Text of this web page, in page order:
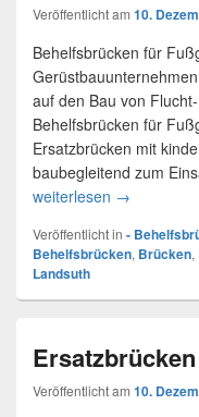
Veröffentlicht am 10.
Behelfsbrücken für
auf den Bau von
Behelfsbrücken für
Ersatzbrücken mit
baubegleitend zum
weiterlesen →
Veröffentlicht in -
Behelfsbrücken, Brücken,
Landsuth
Veröffentlicht am 10.